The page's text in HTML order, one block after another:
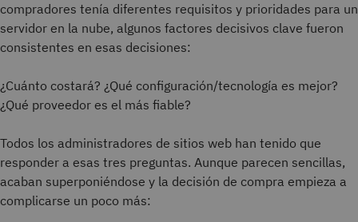
compradores tenía diferentes requisitos y prioridades para un
servidor en la nube, algunos factores decisivos clave fueron
consistentes en esas decisiones:
¿Cuánto costará? ¿Qué configuración/tecnología es mejor?
¿Qué proveedor es el más fiable?
Todos los administradores de sitios web han tenido que
responder a esas tres preguntas. Aunque parecen sencillas,
acaban superponiéndose y la decisión de compra empieza a
complicarse un poco más: